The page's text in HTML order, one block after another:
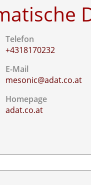
Telefon
+4318170232
E-Mail
mesonic@adat.co.at
Homepage
adat.co.at